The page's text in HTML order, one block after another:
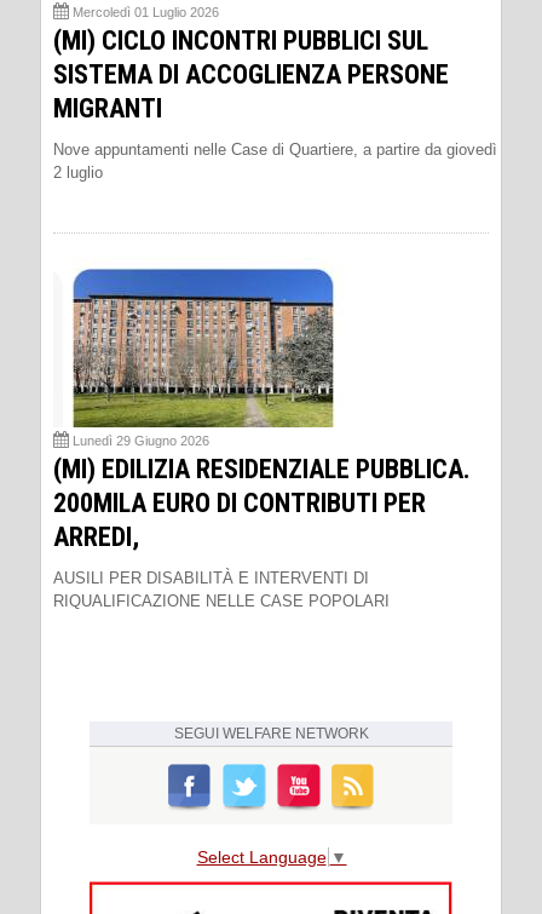
Mercoledì 01 Luglio 2026
(MI) CICLO INCONTRI PUBBLICI SUL
SISTEMA DI ACCOGLIENZA PERSONE
MIGRANTI
Nove appuntamenti nelle Case di Quartiere, a partire da giovedì
2 luglio
Lunedì 29 Giugno 2026
(MI) EDILIZIA RESIDENZIALE PUBBLICA.
200MILA EURO DI CONTRIBUTI PER
ARREDI,
AUSILI PER DISABILITÀ E INTERVENTI DI
RIQUALIFICAZIONE NELLE CASE POPOLARI
SEGUI WELFARE NETWORK
Select Language ▼